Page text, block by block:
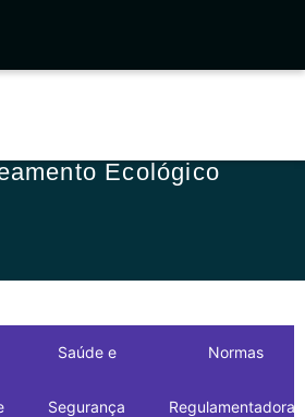
Ecológico
Saúde e
Segurança
Normas
Regulamentadoras